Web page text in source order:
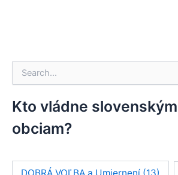
ľ
a
d
:
Kto vládne
obciam?